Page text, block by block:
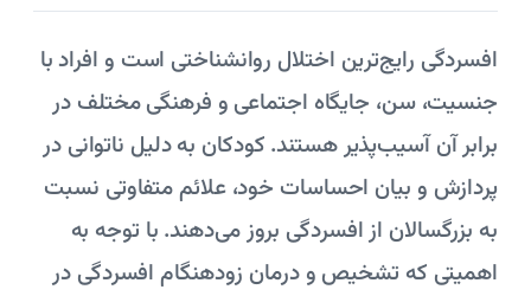
افسردگی رایج‌ترین اختلال روانشناختی است و افراد با
جنسیت، سن، جایگاه اجتماعی و فرهنگی مختلف در
برابر آن آسیب‌پذیر هستند. کودکان به دلیل ناتوانی در
پردازش و بیان احساسات خود، علائم متفاوتی نسبت
به بزرگسالان از افسردگی بروز می‌دهند. با توجه به
اهمیتی که تشخیص و درمان زودهنگام افسردگی در